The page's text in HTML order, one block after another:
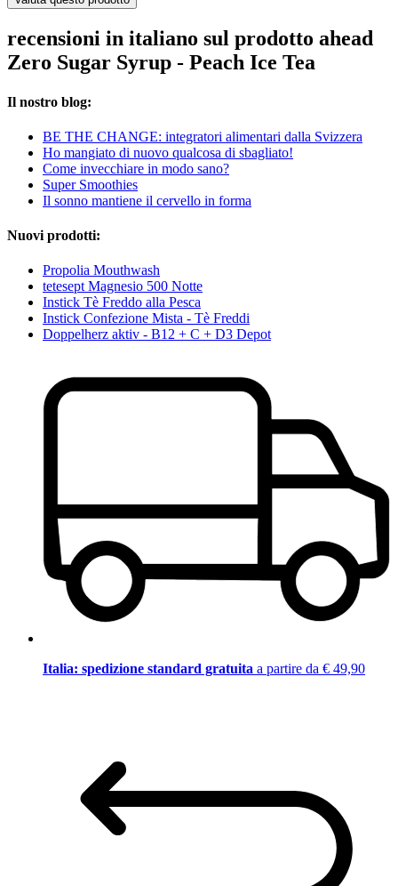
recensioni in italiano sul prodotto ahead
Zero Sugar Syrup - Peach Ice Tea
Il nostro blog:
BE THE CHANGE: integratori alimentari dalla Svizzera
Ho mangiato di nuovo qualcosa di sbagliato!
Come invecchiare in modo sano?
Super Smoothies
Il sonno mantiene il cervello in forma
Nuovi prodotti:
Propolia Mouthwash
tetesept Magnesio 500 Notte
Instick Tè Freddo alla Pesca
Instick Confezione Mista - Tè Freddi
Doppelherz aktiv - B12 + C + D3 Depot
Italia: spedizione standard gratuita a partire da € 49,90